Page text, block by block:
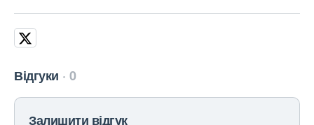
Відгуки 0
Залишити відгук